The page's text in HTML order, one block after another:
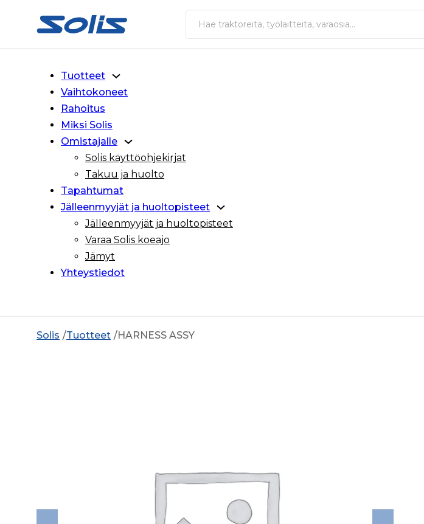
Siirry pääsisältöön
Siirry alatunnisteeseen
Haku
Tuotteet
Vaihtokoneet
Rahoitus
Miksi Solis
Omistajalle
Solis käyttöohjekirjat
Takuu ja huolto
Tapahtumat
Jälleenmyyjät ja huoltopisteet
Jälleenmyyjät ja huoltopisteet
Varaa Solis koeajo
Jämyt
Yhteystiedot
Solis Tuotteet HARNESS ASSY